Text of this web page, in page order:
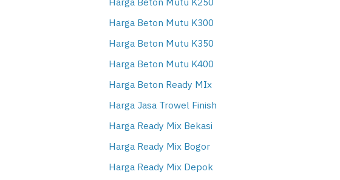
Harga Beton Mutu K300
Harga Beton Mutu K350
Harga Beton Mutu K400
Harga Beton Ready MIx
Harga Jasa Trowel Finish
Harga Ready Mix Bekasi
Harga Ready Mix Bogor
Harga Ready Mix Depok